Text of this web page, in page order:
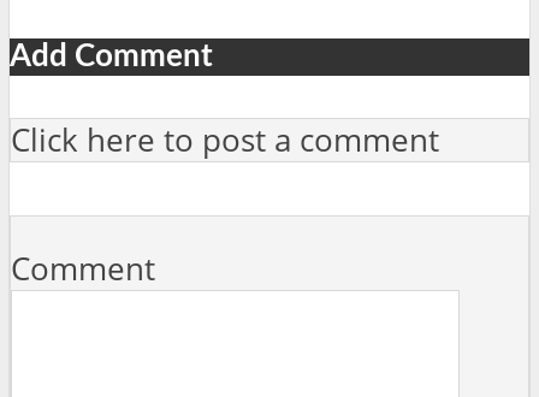
Add Comment
Click here to post a comment
Comment